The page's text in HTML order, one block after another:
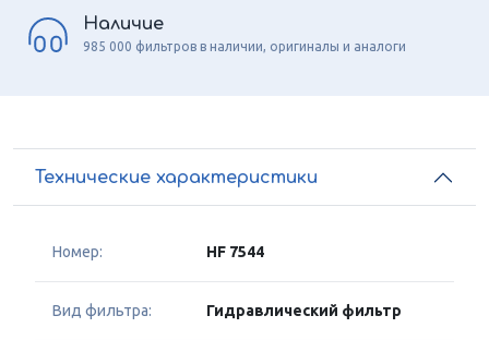
Наличие
985 000 фильтров в наличии, оригиналы и аналоги
Технические характеристики
Номер: HF 7544
Вид фильтра: Гидравлический фильтр